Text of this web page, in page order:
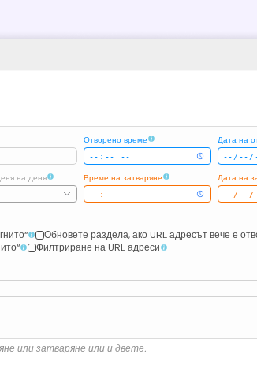
Отворено време Дата на
на деня
Време на затваряне Дата на
Обновете раздела, ако URL адресът вече е
Филтриране на URL адреси
или затваряне или и двете.